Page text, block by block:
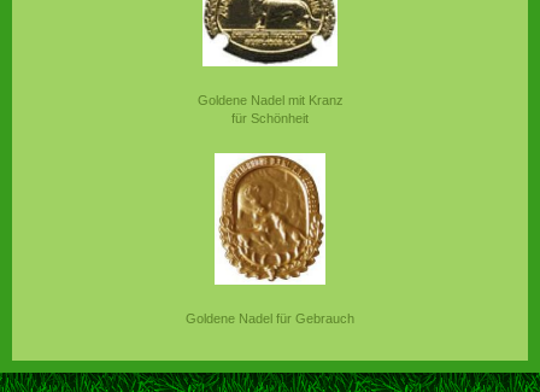
Goldene Nadel mit Kranz
für Schönheit
Goldene Nadel für Gebrauch